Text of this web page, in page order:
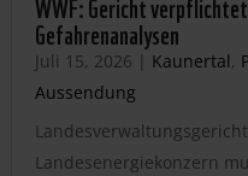
Gefahrenanalysen
Juli 15, 2026 | Kaunertal,
Aussendung
Landesenergiekonzern